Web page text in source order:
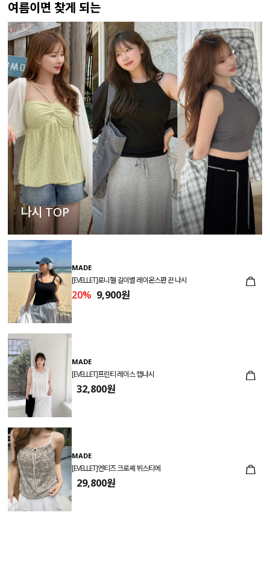
여름이면 찾게 되는
나시 TOP
MADE
[EVELLET]로니헬 길이별 레이온스판 끈 나시
20% 9,900원
MADE
[EVELLET]프린티 레이스 캡나시
32,800원
MADE
[EVELLET]엔티즈 크로셰 뷔스티에
29,800원